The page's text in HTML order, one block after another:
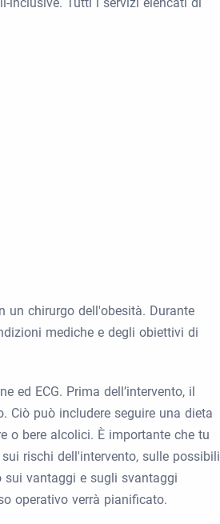
un chirurgo dell'obesità. Durante
mediche e degli obiettivi di
ed ECG. Prima dell’intervento, il
Ciò può includere seguire una dieta
o bere alcolici. È importante che tu
rischi dell'intervento, sulle possibili
sui vantaggi e sugli svantaggi
operativo verrà pianificato.